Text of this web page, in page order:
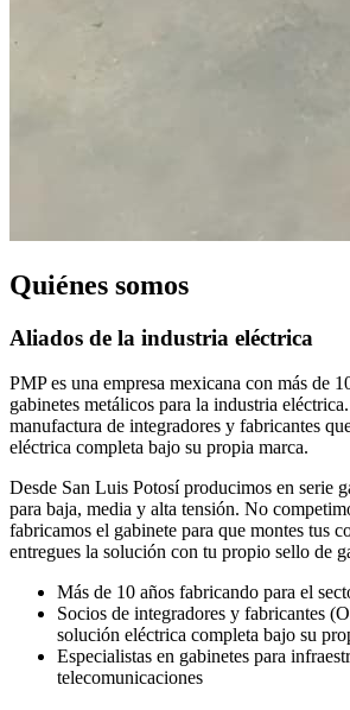
Quiénes somos
Aliados de la industria eléctrica
PMP es una empresa mexicana con más de
gabinetes metálicos para la industria
manufactura de integradores y fabricantes
eléctrica completa bajo su propia marca.
Desde San Luis Potosí producimos en serie
para baja, media y alta tensión. No
fabricamos el gabinete para que montes tus
entregues la solución con tu propio sello de
Más de 10 años fabricando para el
Socios de integradores y fabricantes
solución eléctrica completa bajo su
Especialistas en gabinetes para
telecomunicaciones